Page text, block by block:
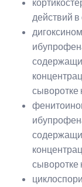
действий
сыворотке
сыворотке